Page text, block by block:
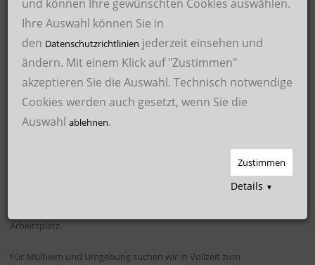
und können Ihre gewünschten Cookies auswählen.
Ihre Auswahl können Sie in
den Datenschutzrichtlinien jederzeit einsehen und
ändern. Mit einem Klick auf "Zustimmen"
akzeptieren Sie die Auswahl. Technisch notwendige
Cookies werden auch gesetzt, wenn Sie die
Auswahl ablehnen.
Zustimmen
Details ▼
Hoffmann Malerservice
Hoffmann International Recruitment GmbH – HIRE
Für Bewerber
Arbeitssicherheit
Hoffmann Zeitarbeit im Revier GmbH
Elektroniker/in Betriebstechnik für
Arbeitsplatz.
Für Mülheim und Umgebung suchen wir in Vollzeit zum